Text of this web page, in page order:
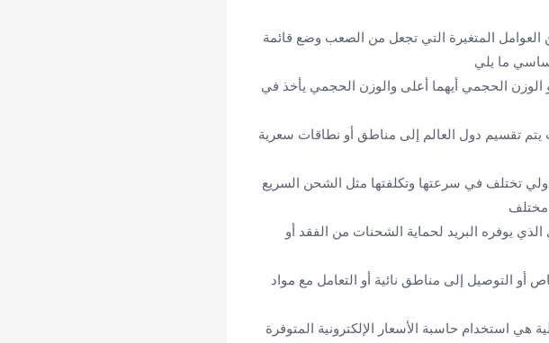
المتغيرة التي تجعل من الصعب وضع قائمة
ما يلي
الوزن الحجمي أيهما أعلى والوزن الحجمي يأخذ في
يتم تقسيم دول العالم إلى مناطق أو نطاقات سعرية
تختلف في سرعتها وتكلفتها مثل الشحن السريع
الذي يوفره البريد لحماية الشحنات من الفقد أو
التوصيل إلى مناطق نائية أو التعامل مع مواد
هي استخدام حاسبة الأسعار الإلكترونية المتوفرة